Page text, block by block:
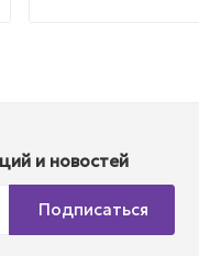
и новостей
Подписаться